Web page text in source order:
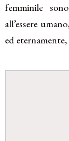
femminile
all’essere
ed